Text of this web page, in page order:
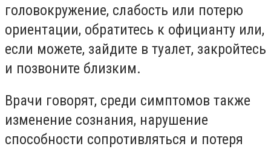
головокружение, слабость или потерю
ориентации, обратитесь к официанту или,
если можете, зайдите в туалет, закройтесь
и позвоните близким.
Врачи говорят, среди симптомов также
изменение сознания, нарушение
способности сопротивляться и потеря